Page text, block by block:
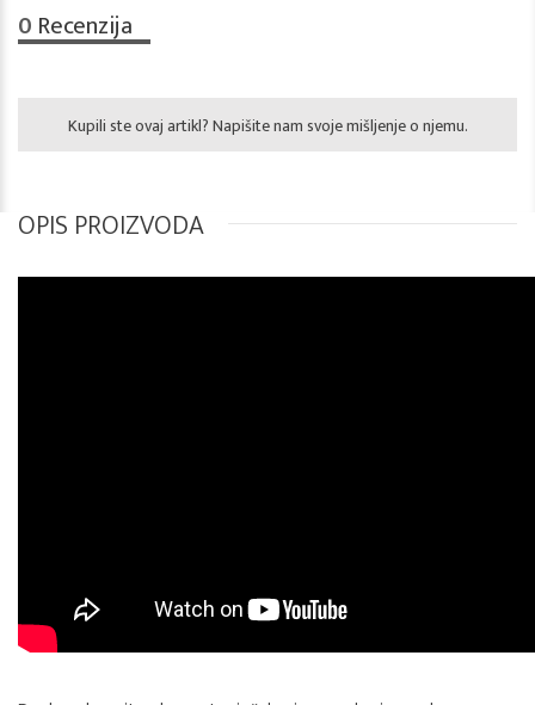
0 Recenzija
Kupili ste ovaj artikl? Napišite nam svoje mišljenje o njemu.
OPIS PROIZVODA